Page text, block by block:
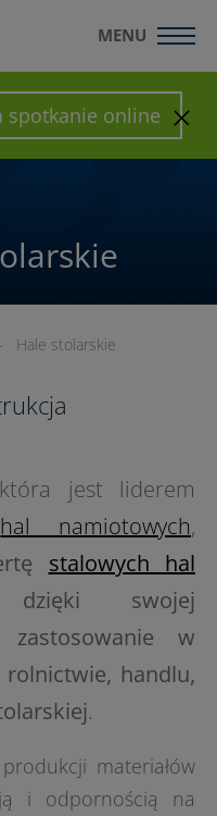
spotkanie online
MENU
SKONFIGURUJ HALĘ
- Hale stolarskie
jest liderem
hal namiotowych,
stalowych hal
dzięki swojej
zastosowanie w
handlu,
.
materiałów
i odpornością na